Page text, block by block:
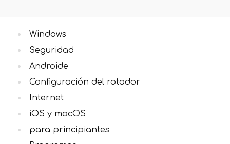
Windows
Seguridad
Androide
Configuración del rotador
Internet
iOS y macOS
para principiantes